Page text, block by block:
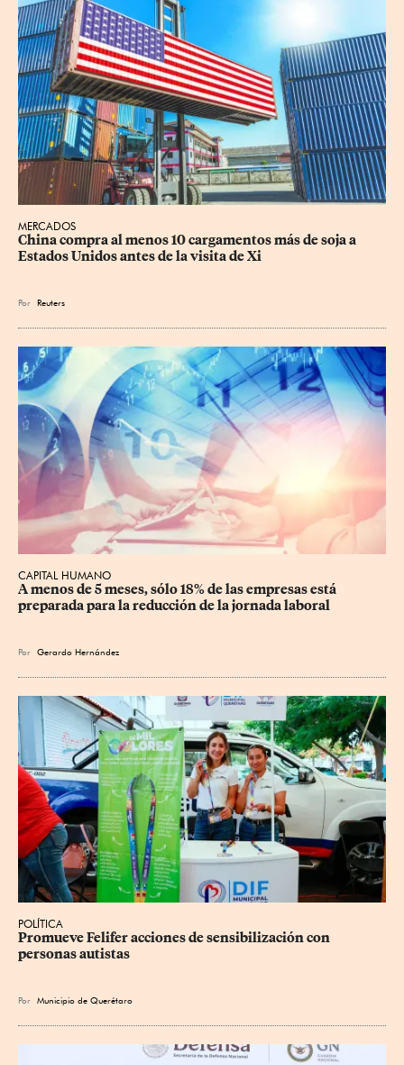
MERCADOS
China compra al menos 10 cargamentos más de soja a
Estados Unidos antes de la visita de Xi
Por Reuters
CAPITAL HUMANO
A menos de 5 meses, sólo 18% de las empresas está
preparada para la reducción de la jornada laboral
Por Gerardo Hernández
POLÍTICA
Promueve Felifer acciones de sensibilización con
personas autistas
Por Municipio de Querétaro